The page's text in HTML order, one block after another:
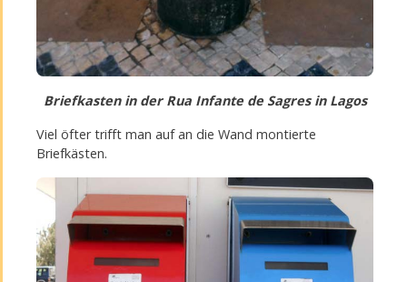
Briefkasten in der Rua Infante de Sagres in Lagos
Viel öfter trifft man auf an die Wand montierte
Briefkästen.